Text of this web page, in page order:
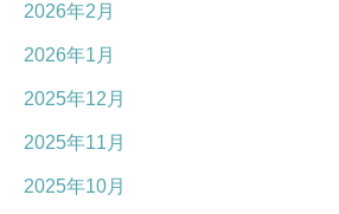
2026年2月
2026年1月
2025年12月
2025年11月
2025年10月